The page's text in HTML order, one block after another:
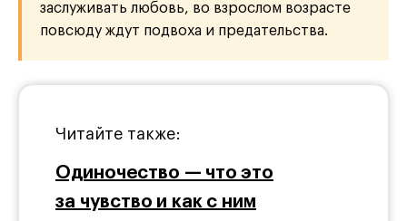
заслуживать любовь, во взрослом возрасте
повсюду ждут подвоха и предательства.
Читайте также:
Одиночество — что это
за чувство и как с ним